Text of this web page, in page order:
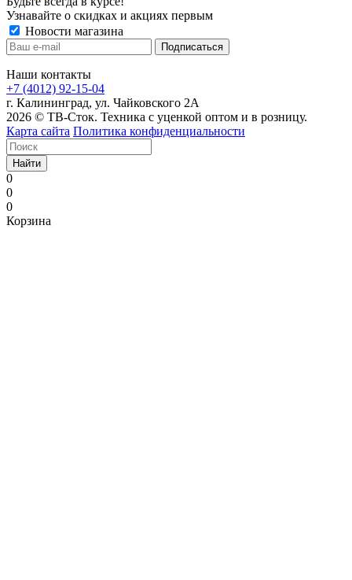
Узнавайте о скидках и акциях первым
Новости магазина
Наши контакты
+7 (4012) 92-15-04
г. Калининград, ул. Чайковского 2А
2026 © ТВ-Сток. Техника с уценкой оптом и в розницу.
Карта сайта Политика конфиденциальности
Найти
0
0
0
Корзина